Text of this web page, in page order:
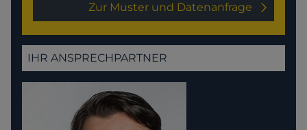
Zur Muster und Datenanfrage
IHR ANSPRECHPARTNER